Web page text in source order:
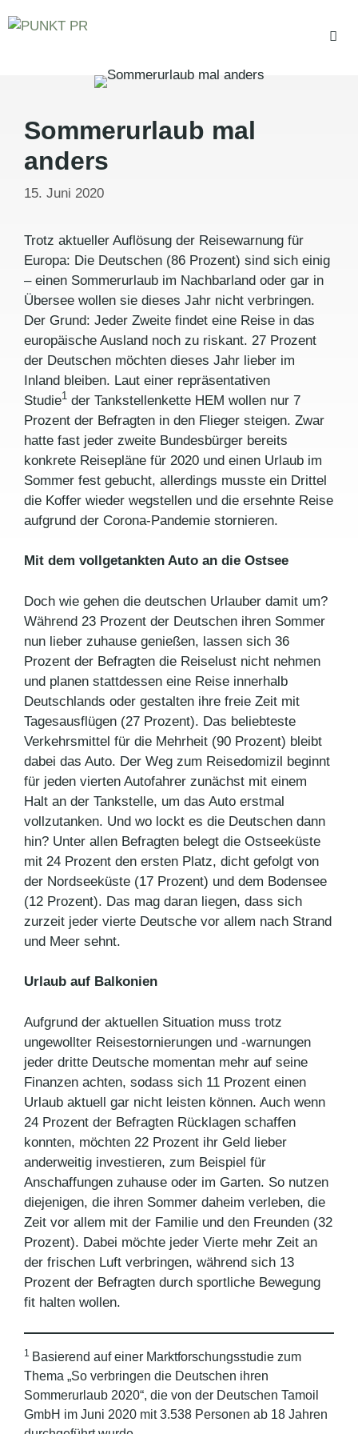
Inhalt
Sommerurlaub mal
anders
15. Juni 2020
Trotz aktueller Auflösung der Reisewarnung für
Europa: Die Deutschen (86 Prozent) sind sich einig
– einen Sommerurlaub im Nachbarland oder gar in
Übersee wollen sie dieses Jahr nicht verbringen.
Der Grund: Jeder Zweite findet eine Reise in das
europäische Ausland noch zu riskant. 27 Prozent
der Deutschen möchten dieses Jahr lieber im
Inland bleiben. Laut einer repräsentativen
Studie1 der Tankstellenkette HEM wollen nur 7
Prozent der Befragten in den Flieger steigen. Zwar
hatte fast jeder zweite Bundesbürger bereits
konkrete Reisepläne für 2020 und einen Urlaub im
Sommer fest gebucht, allerdings musste ein Drittel
die Koffer wieder wegstellen und die ersehnte Reise
aufgrund der Corona-Pandemie stornieren.
Mit dem vollgetankten Auto an die Ostsee
Doch wie gehen die deutschen Urlauber damit um?
Während 23 Prozent der Deutschen ihren Sommer
nun lieber zuhause genießen, lassen sich 36
Prozent der Befragten die Reiselust nicht nehmen
und planen stattdessen eine Reise innerhalb
Deutschlands oder gestalten ihre freie Zeit mit
Tagesausflügen (27 Prozent). Das beliebteste
Verkehrsmittel für die Mehrheit (90 Prozent) bleibt
dabei das Auto. Der Weg zum Reisedomizil beginnt
für jeden vierten Autofahrer zunächst mit einem
Halt an der Tankstelle, um das Auto erstmal
vollzutanken. Und wo lockt es die Deutschen dann
hin? Unter allen Befragten belegt die Ostseeküste
mit 24 Prozent den ersten Platz, dicht gefolgt von
der Nordseeküste (17 Prozent) und dem Bodensee
(12 Prozent). Das mag daran liegen, dass sich
zurzeit jeder vierte Deutsche vor allem nach Strand
und Meer sehnt.
Urlaub auf Balkonien
Aufgrund der aktuellen Situation muss trotz
ungewollter Reisestornierungen und -warnungen
jeder dritte Deutsche momentan mehr auf seine
Finanzen achten, sodass sich 11 Prozent einen
Urlaub aktuell gar nicht leisten können. Auch wenn
24 Prozent der Befragten Rücklagen schaffen
konnten, möchten 22 Prozent ihr Geld lieber
anderweitig investieren, zum Beispiel für
Anschaffungen zuhause oder im Garten. So nutzen
diejenigen, die ihren Sommer daheim verleben, die
Zeit vor allem mit der Familie und den Freunden (32
Prozent). Dabei möchte jeder Vierte mehr Zeit an
der frischen Luft verbringen, während sich 13
Prozent der Befragten durch sportliche Bewegung
fit halten wollen.
1 Basierend auf einer Marktforschungsstudie zum
Thema „So verbringen die Deutschen ihren
Sommerurlaub 2020“, die von der Deutschen Tamoil
GmbH im Juni 2020 mit 3.538 Personen ab 18 Jahren